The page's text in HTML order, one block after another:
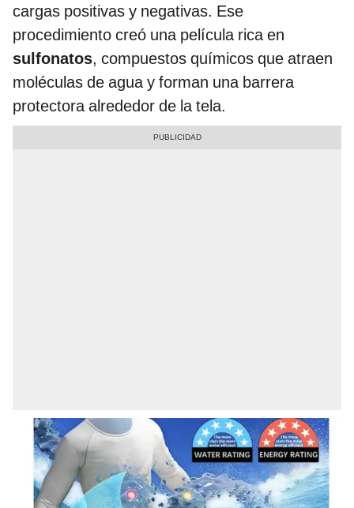
cargas positivas y negativas. Ese
procedimiento creó una película rica en
sulfonatos, compuestos químicos que atraen
moléculas de agua y forman una barrera
protectora alrededor de la tela.